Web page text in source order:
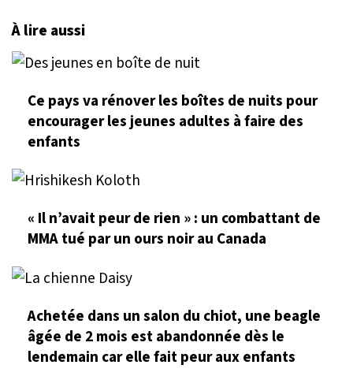
À lire aussi
Ce pays va rénover les boîtes de nuits pour
encourager les jeunes adultes à faire des
enfants
« Il n’avait peur de rien » : un combattant de
MMA tué par un ours noir au Canada
Achetée dans un salon du chiot, une beagle
âgée de 2 mois est abandonnée dès le
lendemain car elle fait peur aux enfants